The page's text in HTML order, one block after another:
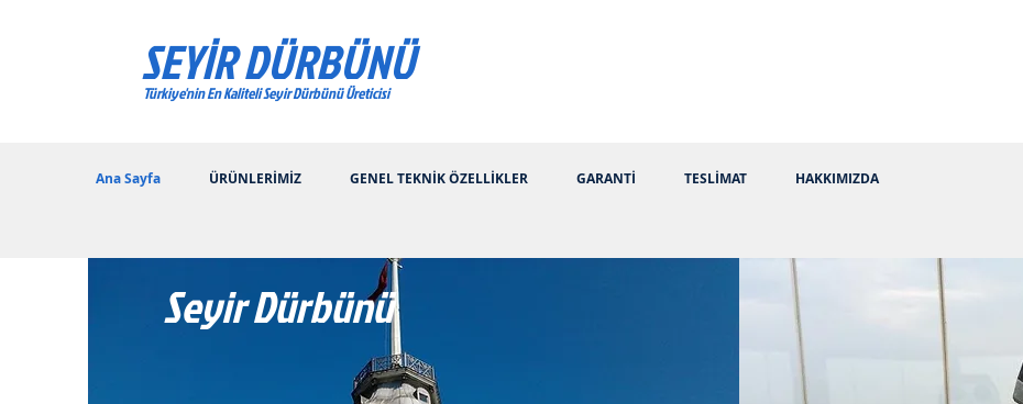
SEYİR DÜRBÜNÜ
Ana Sayfa ÜRÜNLERİMİZ GENEL TEKNİK ÖZELLİKLER GARANTİ TESLİMAT HAKKIMIZDA
Türkiye'nin En Kaliteli Seyir Dürbünü Üreticisi
Seyir Dürbünü